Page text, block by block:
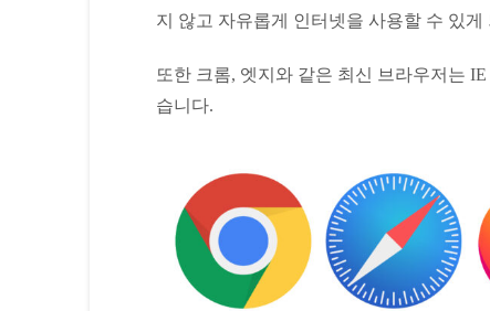
지 않고 자유롭게 인터넷을 사용할 수 있게
또한 크롬, 엣지와 같은 최신 브라우저는
습니다.